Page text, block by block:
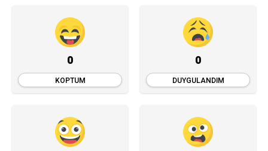
0
KOPTUM
0
DUYGULANDIM